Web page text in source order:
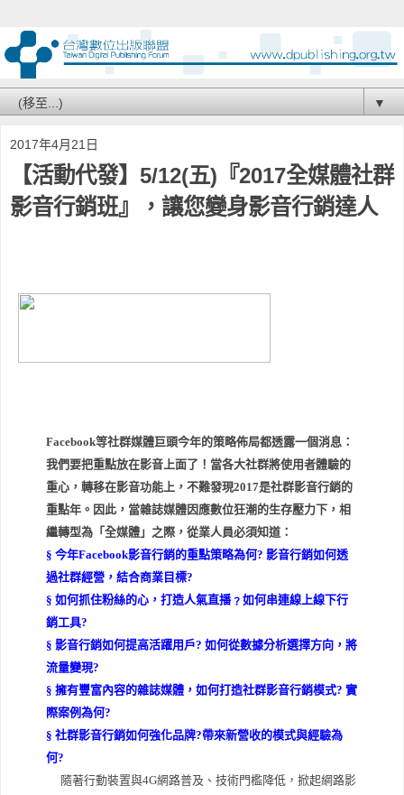
▼
2017年4月21日
【活動代發】5/12(五)『2017全媒體社群
影音行銷班』，讓您變身影音行銷達人
Facebook等社群媒體巨頭今年的策略佈局都透露一個消息：
我們要把重點放在影音上面了！當各大社群將使用者體驗的
重心，轉移在影音功能上，不難發現2017是社群影音行銷的
重點年。因此，當雜誌媒體因應數位狂潮的生存壓力下，相
繼轉型為「全媒體」之際，從業人員必須知道：
§ 今年Facebook影音行銷的重點策略為何? 影音行銷如何透
過社群經營，結合商業目標?
§ 如何抓住粉絲的心，打造人氣直播﹖如何串連線上線下行
銷工具?
§ 影音行銷如何提高活躍用戶? 如何從數據分析選擇方向，將
流量變現?
§ 擁有豐富內容的雜誌媒體，如何打造社群影音行銷模式? 實
際案例為何?
§ 社群影音行銷如何強化品牌?帶來新營收的模式與經驗為
何?
隨著行動裝置與4G網路普及、技術門檻降低，掀起網路影